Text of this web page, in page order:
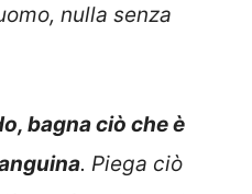
nulla senza
bagna ciò che è
. Piega ciò